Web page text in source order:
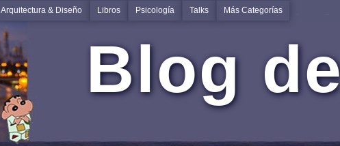
Arquitectura & Diseño Libros Psicología Talks Más Categorías
Blog